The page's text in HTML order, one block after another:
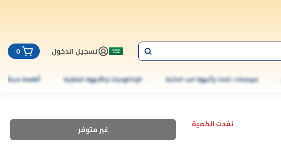
تسجيل الدخول 0
موبايلات، تابلت وأجهزة اليد الذكية الإلكترونيات والأجهزة المنزلية أطعمة مجمّدة
نفدت الكمية غير متوفر